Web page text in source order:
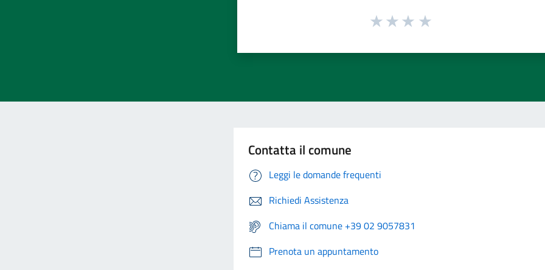
Contatta il comune
Leggi le domande frequenti
Richiedi Assistenza
Chiama il comune +39 02 9057831
Prenota un appuntamento